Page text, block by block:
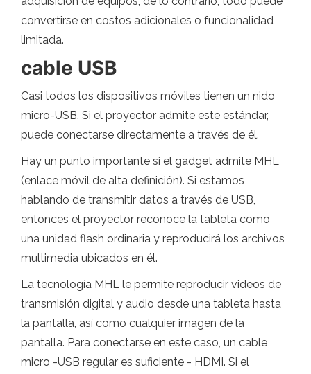
convertirse en costos adicionales o funcionalidad
limitada.
cable USB
Casi todos los dispositivos móviles tienen un nido
micro-USB. Si el proyector admite este estándar,
puede conectarse directamente a través de él.
Hay un punto importante si el gadget admite MHL
(enlace móvil de alta definición). Si estamos
hablando de transmitir datos a través de USB,
entonces el proyector reconoce la tableta como
una unidad flash ordinaria y reproducirá los archivos
multimedia ubicados en él.
La tecnología MHL le permite reproducir videos de
transmisión digital y audio desde una tableta hasta
la pantalla, así como cualquier imagen de la
pantalla. Para conectarse en este caso, un cable
micro -USB regular es suficiente - HDMI. Si el